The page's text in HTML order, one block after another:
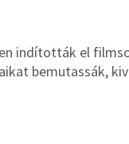
indították el
bemutassák,